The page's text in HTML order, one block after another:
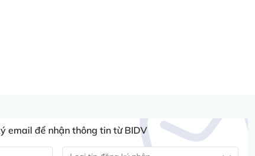
email để nhận thông tin từ BIDV